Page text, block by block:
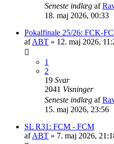
Seneste indlæg af
18. maj 2026, 00:33
Pokalfinale 25/26: FCK-
afABT » 12. maj 2026,
1
2
19 Svar
2041 Visninger
Seneste indlæg af
15. maj 2026, 23:56
SL R31: FCM - FCM
afABT » 7. maj 2026,